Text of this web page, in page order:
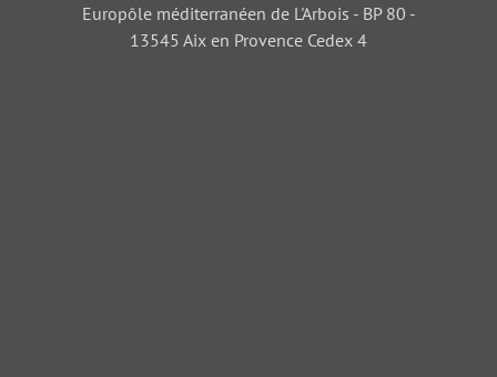
Europôle méditerranéen de L'Arbois - BP 80 -
13545 Aix en Provence Cedex 4